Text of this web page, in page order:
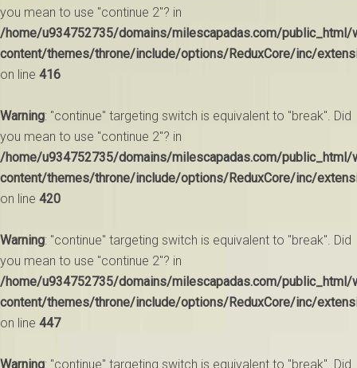
you mean to use "continue 2"? in
/home/u934752735/domains/milescapadas.com/public_html/
content/themes/throne/include/options/ReduxCore/inc/
on line 416
Warning: "continue" targeting switch is equivalent to "break". Did
you mean to use "continue 2"? in
/home/u934752735/domains/milescapadas.com/public_html/
content/themes/throne/include/options/ReduxCore/inc/
on line 420
Warning: "continue" targeting switch is equivalent to "break". Did
you mean to use "continue 2"? in
/home/u934752735/domains/milescapadas.com/public_html/
content/themes/throne/include/options/ReduxCore/inc/
on line 447
Warning: "continue" targeting switch is equivalent to "break". Did